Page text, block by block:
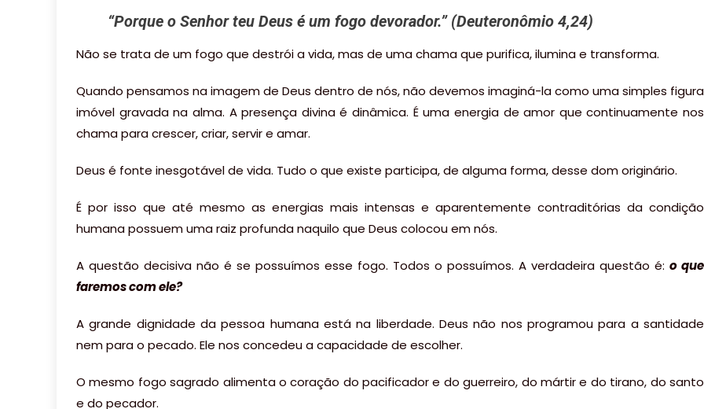
“Porque o Senhor teu Deus é um fogo devorador.” (Deuteronômio 4,24)
Não se trata de um fogo que destrói a vida, mas de uma chama que purifica, ilumina e transforma.
Quando pensamos na imagem de Deus dentro de nós, não devemos imaginá-la como uma simples figura
imóvel gravada na alma. A presença divina é dinâmica. É uma energia de amor que continuamente nos
chama para crescer, criar, servir e amar.
Deus é fonte inesgotável de vida. Tudo o que existe participa, de alguma forma, desse dom originário.
É por isso que até mesmo as energias mais intensas e aparentemente contraditórias da condição
humana possuem uma raiz profunda naquilo que Deus colocou em nós.
A questão decisiva não é se possuímos esse fogo. Todos o possuímos. A verdadeira questão é: o que
faremos com ele?
A grande dignidade da pessoa humana está na liberdade. Deus não nos programou para a santidade
nem para o pecado. Ele nos concedeu a capacidade de escolher.
O mesmo fogo sagrado alimenta o coração do pacificador e do guerreiro, do mártir e do tirano, do santo
e do pecador.